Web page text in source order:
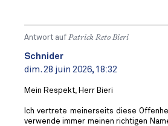
Antwort auf Patrick Reto Bieri
Schnider
dim. 28 juin 2026, 18:32
Mein Respekt, Herr Bieri
Ich vertrete meinerseits diese
verwende immer meinen richtigen